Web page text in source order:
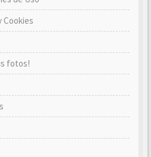
Cookies
fotos!